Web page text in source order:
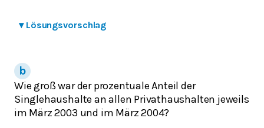
▾ Lösungsvorschlag
Wie groß war der prozentuale Anteil der
Singlehaushalte an allen Privathaushalten jeweils
im März 2003 und im März 2004?